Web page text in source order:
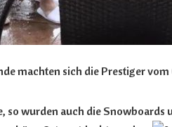
machten sich die Prestiger
so wurden auch die